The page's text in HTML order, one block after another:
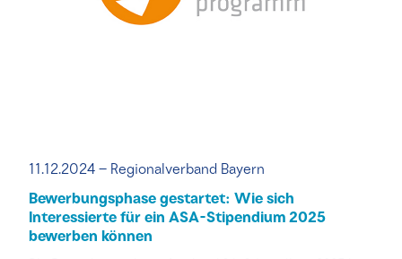
11.12.2024 – Regionalverband Bayern
Bewerbungsphase gestartet: Wie sich
Interessierte für ein ASA-Stipendium 2025
bewerben können